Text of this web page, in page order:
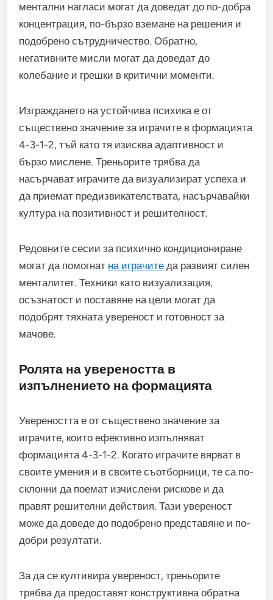
ментални нагласи могат да доведат до по-добра
концентрация, по-бързо вземане на решения и
подобрено сътрудничество. Обратно,
негативните мисли могат да доведат до
колебание и грешки в критични моменти.
Изграждането на устойчива психика е от
съществено значение за играчите в формацията
4-3-1-2, тъй като тя изисква адаптивност и
бързо мислене. Треньорите трябва да
насърчават играчите да визуализират успеха и
да приемат предизвикателствата, насърчавайки
култура на позитивност и решителност.
Редовните сесии за психично кондициониране
могат да помогнат на играчите да развият силен
менталитет. Техники като визуализация,
осъзнатост и поставяне на цели могат да
подобрят тяхната увереност и готовност за
мачове.
Ролята на увереността в
изпълнението на формацията
Увереността е от съществено значение за
играчите, които ефективно изпълняват
формацията 4-3-1-2. Когато играчите вярват в
своите умения и в своите съотборници, те са по-
склонни да поемат изчислени рискове и да
правят решителни действия. Тази увереност
може да доведе до подобрено представяне и по-
добри резултати.
За да се култивира увереност, треньорите
трябва да предоставят конструктивна обратна